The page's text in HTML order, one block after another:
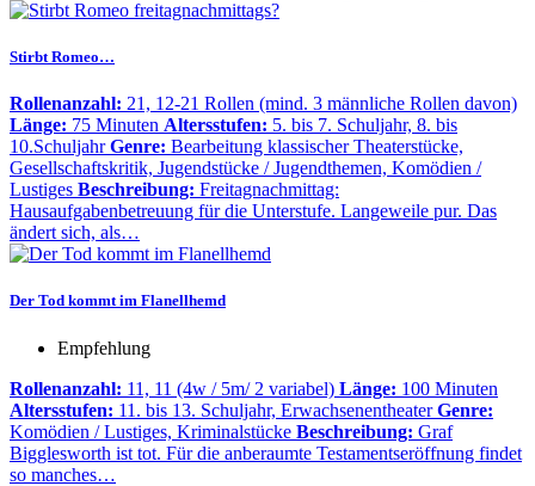
Stirbt Romeo…
Rollenanzahl: 21, 12-21 Rollen (mind. 3 männliche Rollen davon)
Länge: 75 Minuten Altersstufen: 5. bis 7. Schuljahr, 8. bis
10.Schuljahr Genre: Bearbeitung klassischer Theaterstücke,
Gesellschaftskritik, Jugendstücke / Jugendthemen, Komödien /
Lustiges Beschreibung: Freitagnachmittag:
Hausaufgabenbetreuung für die Unterstufe. Langeweile pur. Das
ändert sich, als…
Der Tod kommt im Flanellhemd
Empfehlung
Rollenanzahl: 11, 11 (4w / 5m/ 2 variabel) Länge: 100 Minuten
Altersstufen: 11. bis 13. Schuljahr, Erwachsenentheater Genre:
Komödien / Lustiges, Kriminalstücke Beschreibung: Graf
Bigglesworth ist tot. Für die anberaumte Testamentseröffnung findet
so manches…